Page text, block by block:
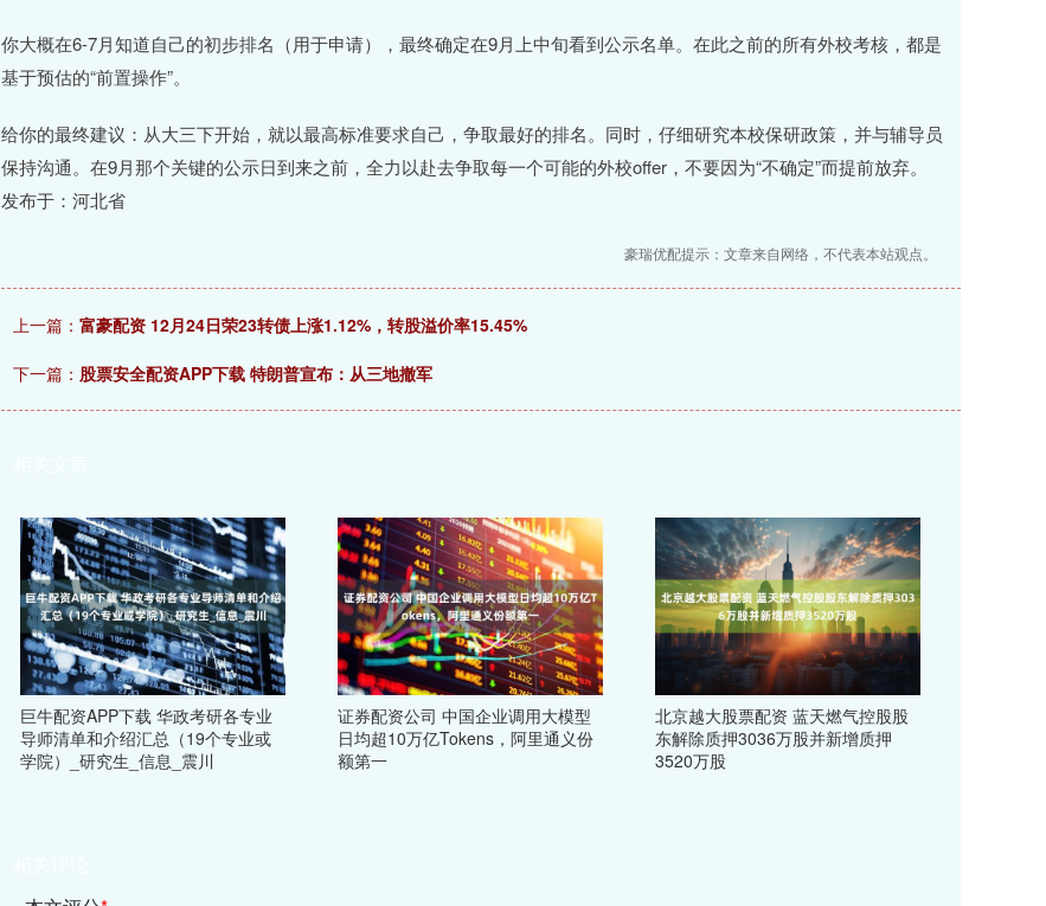
你大概在6-7月知道自己的初步排名（用于申请），最终确定在9月上中旬看到公示名单。在此之前的所有外校考核，都是
基于预估的“前置操作”。
给你的最终建议：从大三下开始，就以最高标准要求自己，争取最好的排名。同时，仔细研究本校保研政策，并与辅导员
保持沟通。在9月那个关键的公示日到来之前，全力以赴去争取每一个可能的外校offer，不要因为“不确定”而提前放弃。
发布于：河北省
豪瑞优配提示：文章来自网络，不代表本站观点。
上一篇： 富豪配资 12月24日荣23转债上涨1.12%，转股溢价率15.45%
下一篇： 股票安全配资APP下载 特朗普宣布：从三地撤军
巨牛配资APP下载 华政考研各专业
导师清单和介绍汇总（19个专业或
学院）_研究生_信息_震川
证券配资公司 中国企业调用大模型
日均超10万亿Tokens，阿里通义份
额第一
北京越大股票配资 蓝天燃气控股股
东解除质押3036万股并新增质押
3520万股